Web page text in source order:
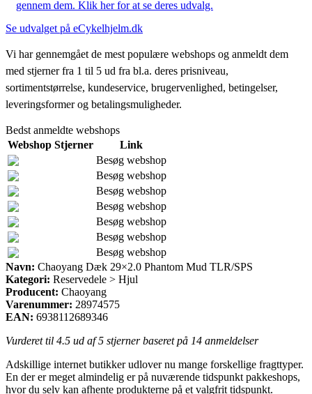
gennem dem. Klik her for at se deres udvalg.
Se udvalget på eCykelhjelm.dk
Vi har gennemgået de mest populære webshops og anmeldt dem
med stjerner fra 1 til 5 ud fra bl.a. deres prisniveau,
sortimentstørrelse, kundeservice, brugervenlighed, betingelser,
leveringsformer og betalingsmuligheder.
Bedst anmeldte webshops
Webshop Stjerner
Link
Besøg webshop
Besøg webshop
Besøg webshop
Besøg webshop
Besøg webshop
Besøg webshop
Besøg webshop
Navn: Chaoyang Dæk 29×2.0 Phantom Mud TLR/SPS
Kategori: Reservedele > Hjul
Producent: Chaoyang
Varenummer: 28974575
EAN: 6938112689346
Vurderet til 4.5 ud af 5 stjerner baseret på 14 anmeldelser
Adskillige internet butikker udlover nu mange forskellige fragttyper.
En der er meget almindelig er på nuværende tidspunkt pakkeshops,
hvor du selv kan afhente produkterne på et valgfrit tidspunkt.